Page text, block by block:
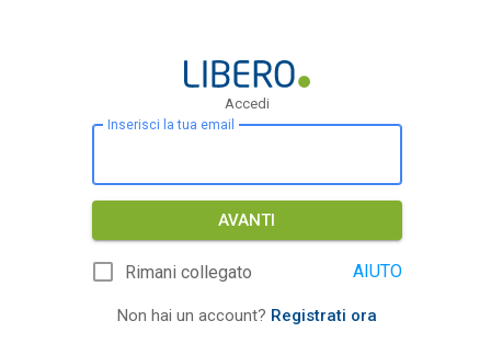
Accedi
Inserisci la tua email
AVANTI
Rimani collegato AIUTO
Non hai un account? Registrati ora